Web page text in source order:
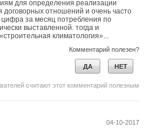
для определения реализации
договорных отношений и очень часто
за месяц потребления по
выставленной. тогда и
климатология»...
Комментарий полезен?
ДА НЕТ
считают этот комментарий полезным
04-10-2017
Уведомления отключены